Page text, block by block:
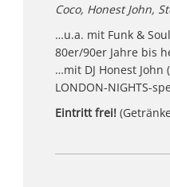
Coco, Honest John,
…u.a. mit Funk &
80er/90er Jahre bis
…mit DJ Honest John
LONDON-NIGHTS-
Eintritt frei!